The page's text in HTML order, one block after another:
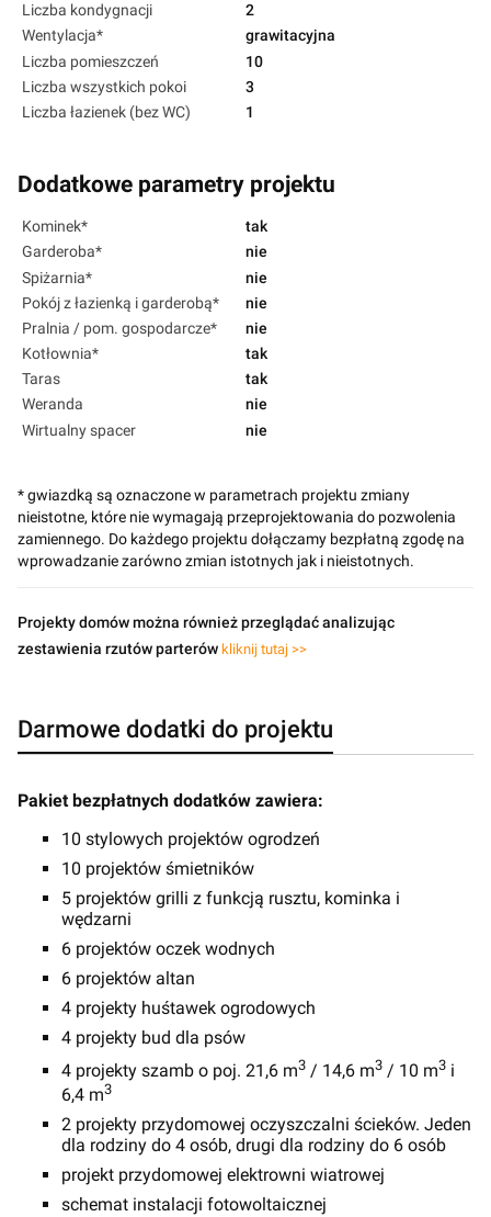
Liczba kondygnacji
2
Wentylacja*
grawitacyjna
Liczba pomieszczeń
10
Liczba wszystkich pokoi
3
Liczba łazienek (bez WC)
1
Dodatkowe parametry projektu
Kominek*
tak
Garderoba*
nie
Spiżarnia*
nie
Pokój z łazienką i garderobą*
nie
Pralnia / pom. gospodarcze*
nie
Kotłownia*
tak
Taras
tak
Weranda
nie
Wirtualny spacer
nie
* gwiazdką są oznaczone w parametrach projektu zmiany
nieistotne, które nie wymagają przeprojektowania do pozwolenia
zamiennego. Do każdego projektu dołączamy bezpłatną zgodę na
wprowadzanie zarówno zmian istotnych jak i nieistotnych.
Projekty domów można również przeglądać analizując
zestawienia rzutów parterów kliknij tutaj >>
Darmowe dodatki do projektu
Pakiet bezpłatnych dodatków zawiera:
10 stylowych projektów ogrodzeń
10 projektów śmietników
5 projektów grilli z funkcją rusztu, kominka i
wędzarni
6 projektów oczek wodnych
6 projektów altan
4 projekty huśtawek ogrodowych
4 projekty bud dla psów
4 projekty szamb o poj. 21,6 m3 / 14,6 m3 / 10 m3 i
6,4 m3
2 projekty przydomowej oczyszczalni ścieków. Jeden
dla rodziny do 4 osób, drugi dla rodziny do 6 osób
projekt przydomowej elektrowni wiatrowej
schemat instalacji fotowoltaicznej